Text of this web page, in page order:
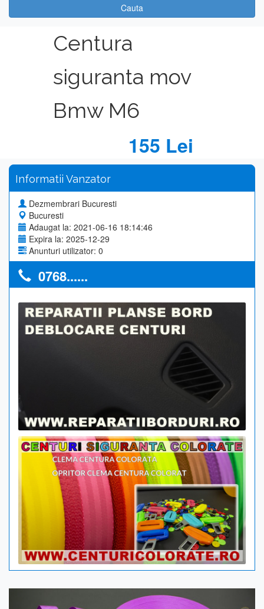
Cauta
Centura
siguranta mov
Bmw M6
155 Lei
Informatii Vanzator
Dezmembrari Bucuresti
Bucuresti
Adaugat la: 2021-06-16 18:14:46
Expira la: 2025-12-29
Anunturi utilizator: 0
0768......